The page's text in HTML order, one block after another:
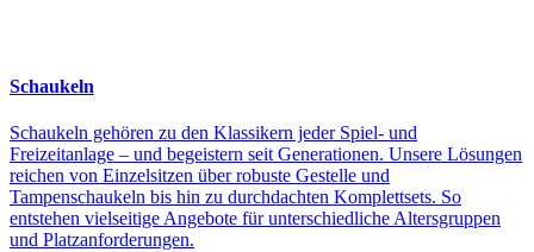
Schaukeln
Schaukeln gehören zu den Klassikern jeder Spiel- und
Freizeitanlage – und begeistern seit Generationen. Unsere Lösungen
reichen von Einzelsitzen über robuste Gestelle und
Tampenschaukeln bis hin zu durchdachten Komplettsets. So
entstehen vielseitige Angebote für unterschiedliche Altersgruppen
und Platzanforderungen.